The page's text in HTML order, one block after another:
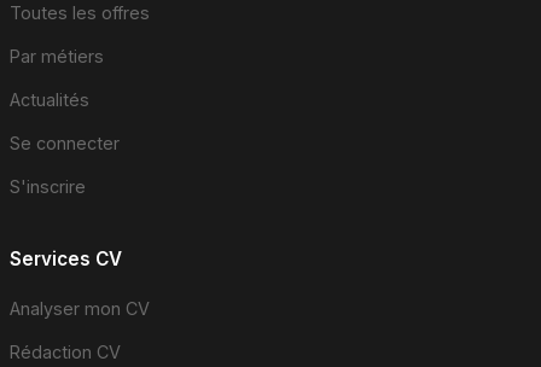
Toutes les offres
Par métiers
Actualités
Se connecter
S'inscrire
Services CV
Analyser mon CV
Rédaction CV